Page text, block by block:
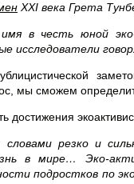
XXI века Грета
имя в честь юной
исследователи
мы сможем
достижения
резко и
в мире… Эко-
подростков по